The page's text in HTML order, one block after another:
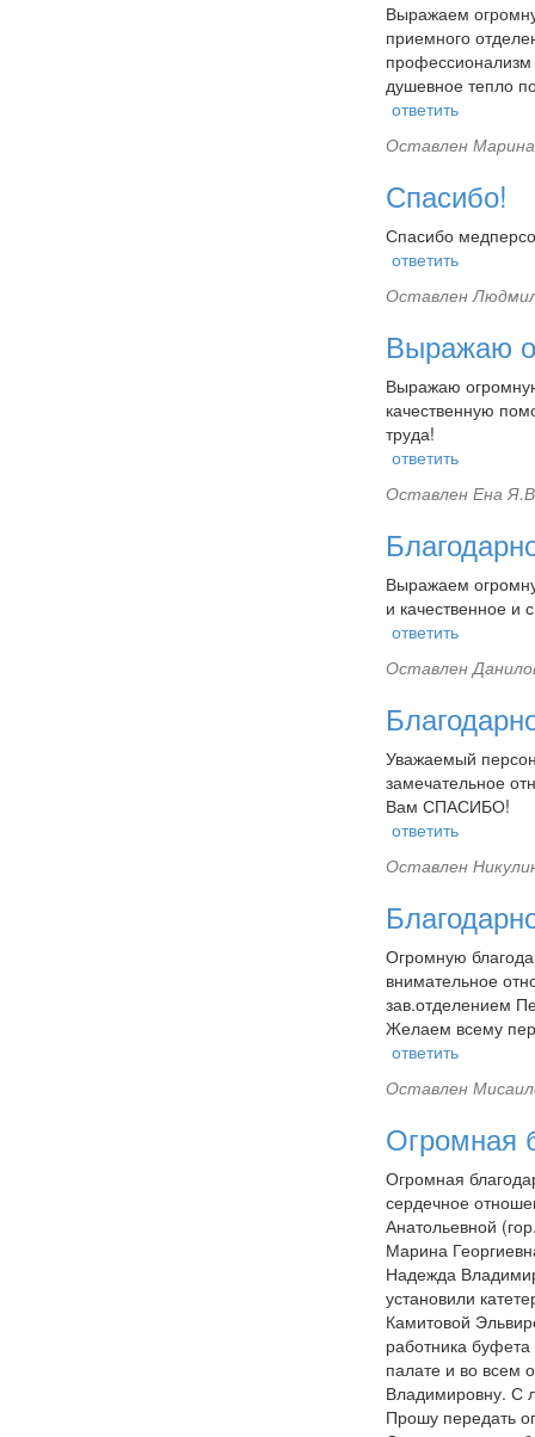
Выражаем
приемного
профессионализм
душевное тепло
ответить
Оставлен
Спасибо!
Спасибо
ответить
Оставлен
Выражаю
Выражаю
качественную
труда!
ответить
Оставлен Ена
Выражаем
и качественное и
ответить
Оставлен
Уважаемый
замечательное
Вам СПАСИБО!
ответить
Оставлен
Огромную
внимательное
зав.отделением
Желаем всему
ответить
Оставлен
Огромная
Огромная
сердечное
Анатольевной
Марина
Надежда
установили
Камитовой
работника
палате и во всем
Владимировну. С
Прошу передать